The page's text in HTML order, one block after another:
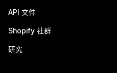
API 文件
Shopify 社群
研究